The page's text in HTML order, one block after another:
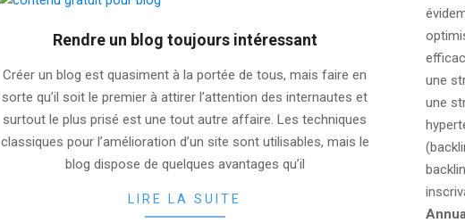
Rendre un blog toujours intéressant
08-
10
Créer un blog est quasiment à la portée de tous, mais faire en
sorte qu’il soit le premier à attirer l’attention des internautes et
surtout le plus prisé est une tout autre affaire. Les techniques
classiques pour l’amélioration d’un site sont utilisables, mais le
blog dispose de quelques avantages qu’il
LIRE LA SUITE
une
une